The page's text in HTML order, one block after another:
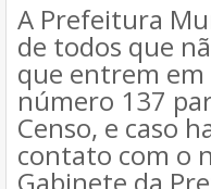
A Prefeitura
de todos que
que entrem
número 137
Censo, e caso
contato com o